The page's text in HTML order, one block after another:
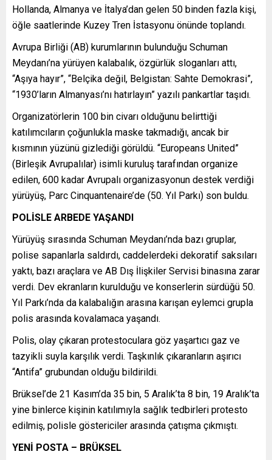
Hollanda, Almanya ve İtalya’dan gelen 50 binden fazla kişi,
öğle saatlerinde Kuzey Tren İstasyonu önünde toplandı.
Avrupa Birliği (AB) kurumlarının bulunduğu Schuman
Meydanı’na yürüyen kalabalık, özgürlük sloganları attı,
“Aşıya hayır”, “Belçika değil, Belgistan: Sahte Demokrasi”,
“1930’ların Almanyası’nı hatırlayın” yazılı pankartlar taşıdı.
Organizatörlerin 100 bin civarı olduğunu belirttiği
katılımcıların çoğunlukla maske takmadığı, ancak bir
kısmının yüzünü gizlediği görüldü. “Europeans United”
(Birleşik Avrupalılar) isimli kuruluş tarafından organize
edilen, 600 kadar Avrupalı organizasyonun destek verdiği
yürüyüş, Parc Cinquantenaire’de (50. Yıl Parkı) son buldu.
POLİSLE ARBEDE YAŞANDI
Yürüyüş sırasında Schuman Meydanı’nda bazı gruplar,
polise sapanlarla saldırdı, caddelerdeki dekoratif saksıları
yaktı, bazı araçlara ve AB Dış İlişkiler Servisi binasına zarar
verdi. Dev ekranların kurulduğu ve konserlerin sürdüğü 50.
Yıl Parkı’nda da kalabalığın arasına karışan eylemci grupla
polis arasında kovalamaca yaşandı.
Polis, olay çıkaran protestoculara göz yaşartıcı gaz ve
tazyikli suyla karşılık verdi. Taşkınlık çıkaranların aşırıcı
“Antifa” grubundan olduğu bildirildi.
Brüksel’de 21 Kasım’da 35 bin, 5 Aralık’ta 8 bin, 19 Aralık’ta
yine binlerce kişinin katılımıyla sağlık tedbirleri protesto
edilmiş, polisle göstericiler arasında çatışma çıkmıştı.
YENİ POSTA – BRÜKSEL